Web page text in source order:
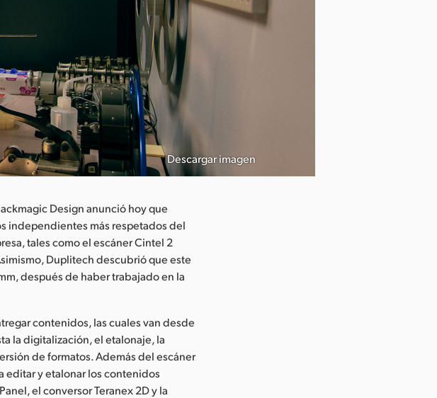
Descargar imagen
Design anunció hoy que
independientes más respetados del
tales como el escáner Cintel 2
Duplitech descubrió que este
después de haber trabajado en la
contenidos, las cuales van desde
la digitalización, el etalonaje, la
de formatos. Además del escáner
editar y etalonar los contenidos
el conversor Teranex 2D y la